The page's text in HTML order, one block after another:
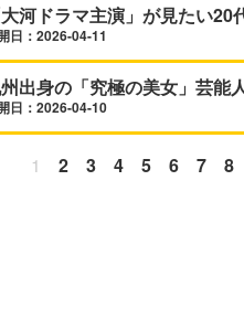
大河ドラマ主演」が見たい20
日：2026-04-11
出身の「究極の美女」芸能
日：2026-04-10
1 2 3 4 5 6 7 8